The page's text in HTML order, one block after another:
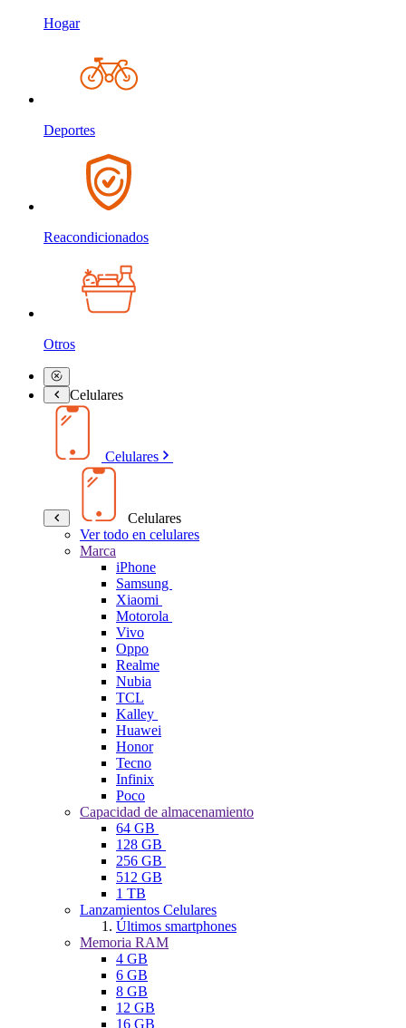
Hogar
Deportes
Reacondicionados
Otros
Celulares
Celulares
Celulares
Ver todo en celulares
Marca
iPhone
Samsung
Xiaomi
Motorola
Vivo
Oppo
Realme
Nubia
TCL
Kalley
Huawei
Honor
Tecno
Infinix
Poco
Capacidad de almacenamiento
64 GB
128 GB
256 GB
512 GB
1 TB
Lanzamientos Celulares
Últimos smartphones
Memoria RAM
4 GB
6 GB
8 GB
12 GB
16 GB